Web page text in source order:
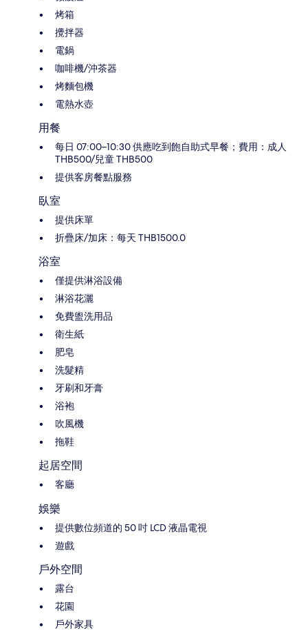
烤箱
攪拌器
電鍋
咖啡機/沖茶器
烤麵包機
電熱水壺
用餐
每日 07:00–10:30 供應吃到飽自助式早餐；費用：成人
THB500/兒童 THB500
提供客房餐點服務
臥室
提供床單
折疊床/加床：每天 THB1500.0
浴室
僅提供淋浴設備
淋浴花灑
免費盥洗用品
衛生紙
肥皂
洗髮精
牙刷和牙膏
浴袍
吹風機
拖鞋
起居空間
客廳
娛樂
提供數位頻道的 50 吋 LCD 液晶電視
遊戲
戶外空間
露台
花園
戶外家具